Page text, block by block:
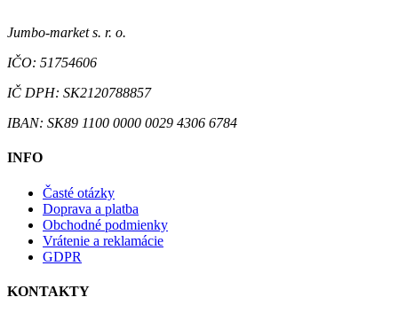
Jumbo-market s. r. o.
IČO: 51754606
IČ DPH: SK2120788857
IBAN: SK89 1100 0000 0029 4306 6784
INFO
Časté otázky
Doprava a platba
Obchodné podmienky
Vrátenie a reklamácie
GDPR
KONTAKTY